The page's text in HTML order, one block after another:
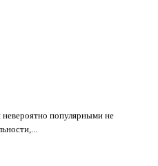
невероятно популярными не